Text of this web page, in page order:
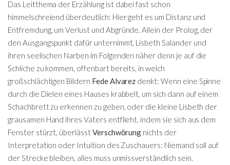
Das Leitthema der Erzählung ist dabei fast schon
himmelschreiend überdeutlich: Hier geht es um Distanz und
Entfremdung, um Verlust und Abgründe. Allein der Prolog, der
den Ausgangspunkt dafür unternimmt, Lisbeth Salander und
ihren seelischen Narben im Folgenden näher denn je auf die
Schliche zu kommen, offenbart bereits, in welch
großschlächtigen Bildern Fede Alvarez denkt: Wenn eine Spinne
durch die Dielen eines Hauses krabbelt, um sich dann auf einem
Schachbrett zu erkennen zu geben, oder die kleine Lisbeth der
grausamen Hand ihres Vaters entflieht, indem sie sich aus dem
Fenster stürzt, überlässt Verschwörung nichts der
Interpretation oder Intuition des Zuschauers: Niemand soll auf
der Strecke bleiben, alles muss unmissverständlich sein.